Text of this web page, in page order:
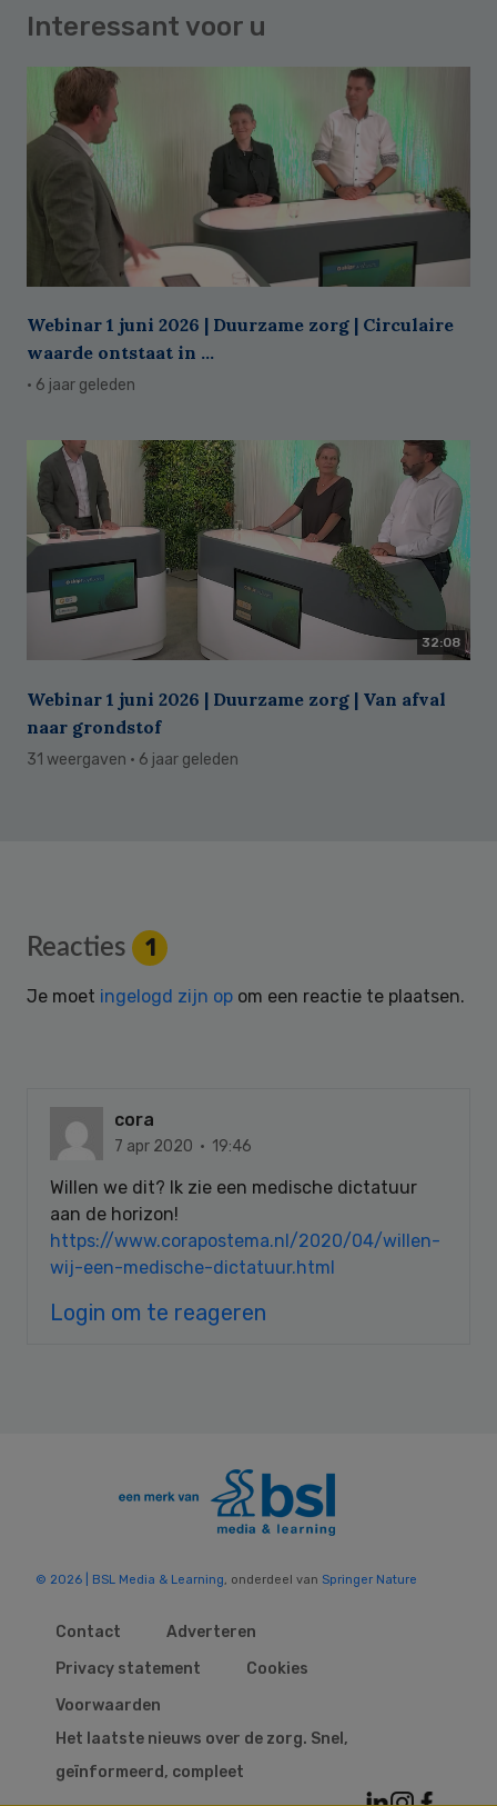
Interessant voor u
Webinar 1 juni 2026 | Duurzame zorg | Circulaire
waarde ontstaat in ...
· 6 jaar geleden
32:08
Webinar 1 juni 2026 | Duurzame zorg | Van afval
naar grondstof
31 weergaven · 6 jaar geleden
Reader
Interactions
Reacties 1
Je moet ingelogd zijn op om een reactie te plaatsen.
cora
7 apr 2020 · 19:46
Willen we dit? Ik zie een medische dictatuur
aan de horizon!
https://www.corapostema.nl/2020/04/willen-
wij-een-medische-dictatuur.html
Login om te reageren
© 2026 | BSL Media & Learning, onderdeel van Springer Nature
Contact
Adverteren
Privacy statement
Cookies
Voorwaarden
Het laatste nieuws over de zorg. Snel,
geïnformeerd, compleet